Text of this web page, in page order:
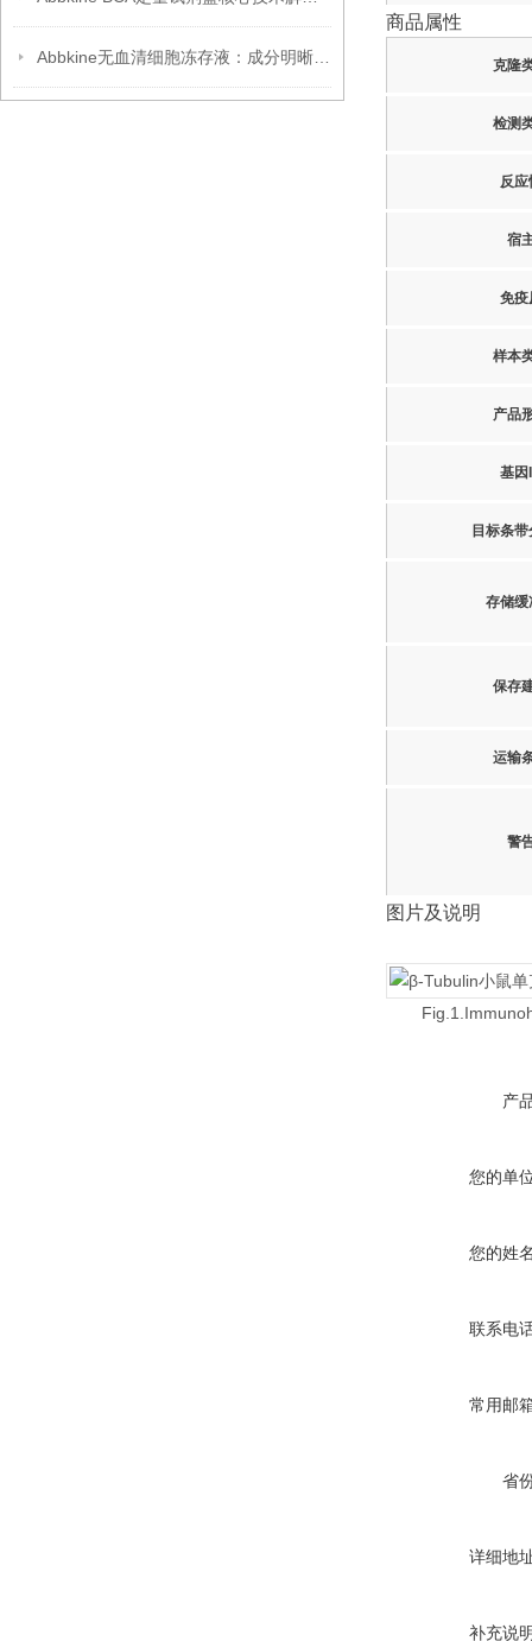
商品属性
克隆
检测
反应
宿
免疫
样本
产品
基因
目标条
存储缓
保存
运输
警
图片及说明
产
您的单
您的姓
联系电
常用邮
省
详细地
补充说